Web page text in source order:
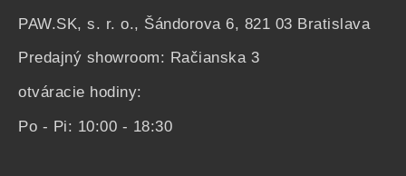
PAW.SK, s. r. o., Šándorova 6, 821 03 Bratislava
Predajný showroom: Račianska 3
otváracie hodiny:
Po - Pi: 10:00 - 18:30